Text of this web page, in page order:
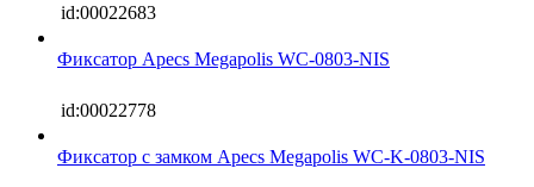
id:00022683
Фиксатор Apecs Megapolis WC-0803-NIS
id:00022778
Фиксатор с замком Apecs Megapolis WC-K-0803-NIS